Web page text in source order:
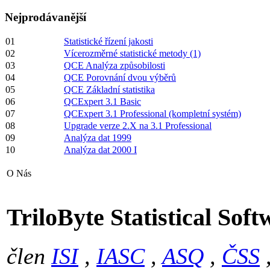
Nejprodávanější
01
Statistické řízení jakosti
02
Vícerozměrné statistické metody (1)
03
QCE Analýza způsobilosti
04
QCE Porovnání dvou výběrů
05
QCE Základní statistika
06
QCExpert 3.1 Basic
07
QCExpert 3.1 Professional (kompletní systém)
08
Upgrade verze 2.X na 3.1 Professional
09
Analýza dat 1999
10
Analýza dat 2000 I
O Nás
TriloByte Statistical
člen ISI, IASC,ASQ , ČSS